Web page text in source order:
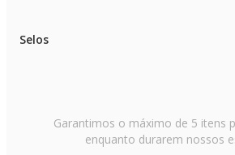
Selos
Garantimos o máximo de 5 itens
enquanto durarem nossos